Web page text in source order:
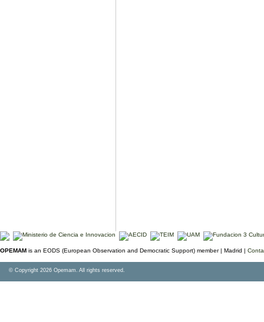
OPEMAM is an EODS (European Observation and Democratic Support) member | Madrid |
© Copyright 2026 Opemam. All rights reserved.